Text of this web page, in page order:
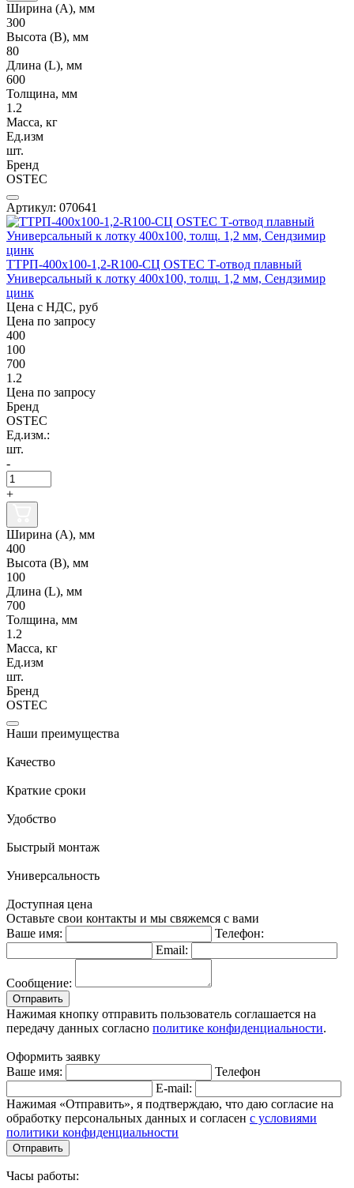
Ширина (А), мм
300
Высота (В), мм
80
Длина (L), мм
600
Толщина, мм
1.2
Масса, кг
Ед.изм
шт.
Бренд
OSTEC
Артикул: 070641
ТТРП-400х100-1,2-R100-СЦ OSTEC Т-отвод плавный
Универсальный к лотку 400х100, толщ. 1,2 мм, Сендзимир
цинк
Цена с НДС, руб
Цена по запросу
400
100
700
1.2
Цена по запросу
Бренд
OSTEC
Ед.изм.:
шт.
-
+
Ширина (А), мм
400
Высота (В), мм
100
Длина (L), мм
700
Толщина, мм
1.2
Масса, кг
Ед.изм
шт.
Бренд
OSTEC
Наши преимущества
Качество
Краткие сроки
Удобство
Быстрый монтаж
Универсальность
Доступная цена
Оставьте свои контакты и мы свяжемся с вами
Ваше имя:
Телефон:
Email:
Сообщение:
Отправить
Нажимая кнопку отправить пользователь соглашается на
передачу данных согласно политике конфиденциальности.
Оформить заявку
Ваше имя:
Телефон
E-mail:
Нажимая «Отправить», я подтверждаю, что даю согласие на
обработку персональных данных и согласен с условиями
политики конфиденциальности
Отправить
Часы работы: